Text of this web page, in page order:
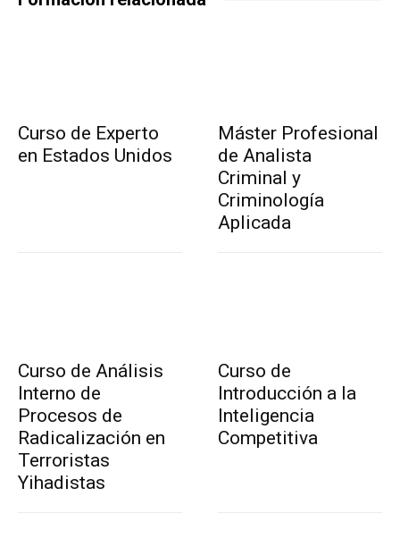
Curso de Experto
en Estados Unidos
Máster Profesional
de Analista
Criminal y
Criminología
Aplicada
Curso de Análisis
Interno de
Procesos de
Radicalización en
Terroristas
Yihadistas
Curso de
Introducción a la
Inteligencia
Competitiva